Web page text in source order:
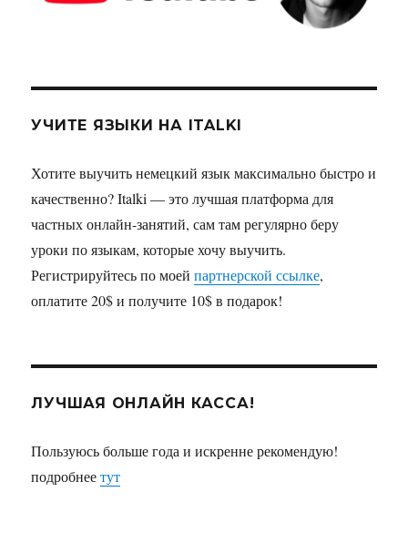
УЧИТЕ ЯЗЫКИ НА ITALKI
Хотите выучить немецкий язык максимально быстро и
качественно? Italki — это лучшая платформа для
частных онлайн-занятий, сам там регулярно беру
уроки по языкам, которые хочу выучить.
Регистрируйтесь по моейпартнерской ссылке,
оплатите 20$ и получите 10$ в подарок!
ЛУЧШАЯ ОНЛАЙН КАССА!
Пользуюсь больше года и искренне рекомендую!
подробнеетут